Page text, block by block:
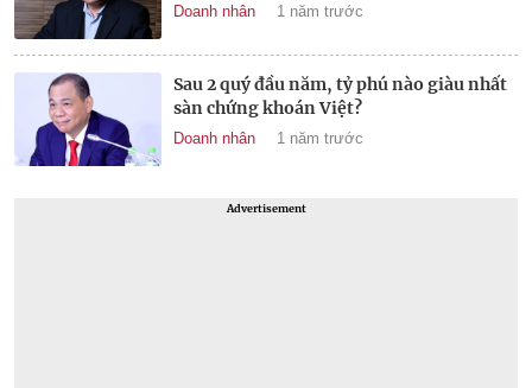
Doanh nhân 1 năm trước
Sau 2 quý đầu năm, tỷ phú nào giàu nhất
sàn chứng khoán Việt?
Doanh nhân 1 năm trước
Advertisement